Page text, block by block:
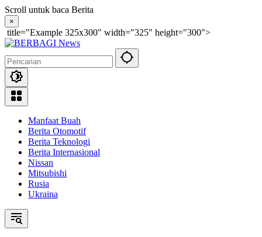
Langsung
ke
konten
Scroll untuk baca Berita
×
title="Example 325x300" width="325" height="300">
Manfaat Buah
Berita Otomotif
Berita Teknologi
Berita Internasional
Nissan
Mitsubishi
Rusia
Ukraina